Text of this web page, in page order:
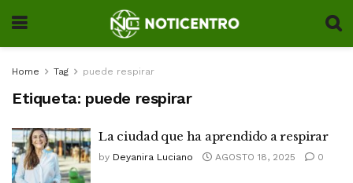
Home Tag puede respirar
Etiqueta: puede respirar
La ciudad que ha aprendido a respirar
by Deyanira Luciano AGOSTO 18, 2025 0